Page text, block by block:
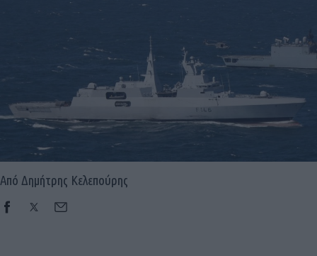
Από Δημήτρης Κελεπούρης